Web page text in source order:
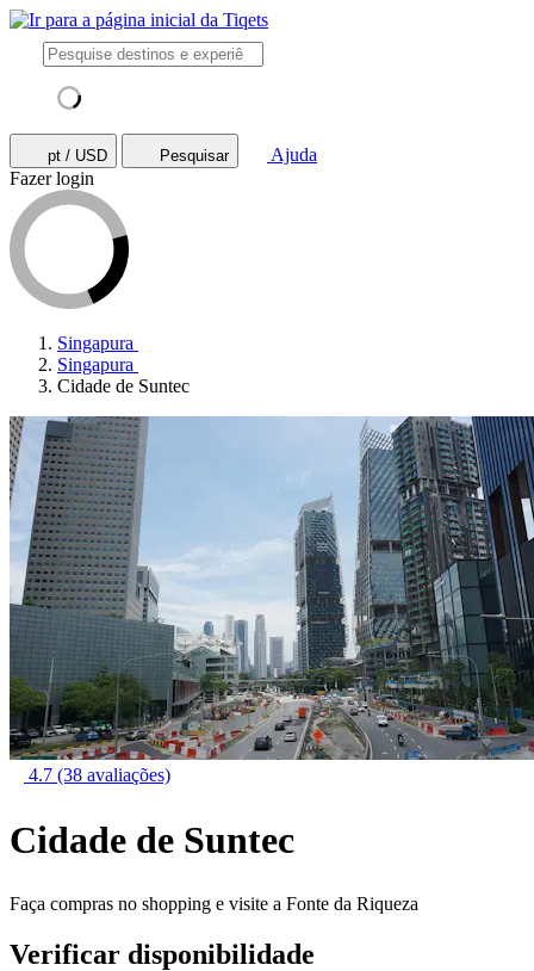
pt / USD Pesquisar
Ajuda
Fazer login
Singapura
Singapura
Cidade de Suntec
4.7 (38 avaliações)
Cidade de Suntec
Faça compras no shopping e visite a Fonte da Riqueza
Verificar disponibilidade